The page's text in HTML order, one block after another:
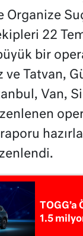
Organize
22
bir
ve Tatvan,
Van,
TOGG’a
1.5